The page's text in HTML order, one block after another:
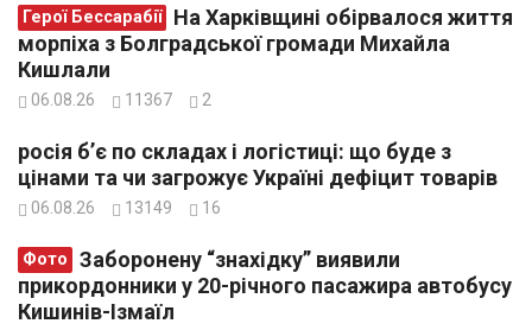
Герої Бессарабії
морпіха з Болградської громади Михайла
Кишлали
06.08.26 11367 2
росія б’є по складах і логістиці: що буде з
цінами та чи загрожує Україні дефіцит товарів
06.08.26 13149 16
Фото
прикордонники у 20-річного пасажира автобусу
Кишинів-Ізмаїл